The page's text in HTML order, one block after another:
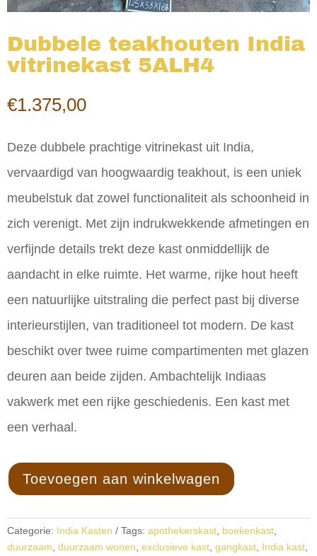
Dubbele teakhouten India
vitrinekast 5ALH4
€1.375,00
Deze dubbele prachtige vitrinekast uit India,
vervaardigd van hoogwaardig teakhout, is een uniek
meubelstuk dat zowel functionaliteit als schoonheid in
zich verenigt. Met zijn indrukwekkende afmetingen en
verfijnde details trekt deze kast onmiddellijk de
aandacht in elke ruimte. Het warme, rijke hout heeft
een natuurlijke uitstraling die perfect past bij diverse
interieurstijlen, van traditioneel tot modern. De kast
beschikt over twee ruime compartimenten met glazen
deuren aan beide zijden. Ambachtelijk Indiaas
vakwerk met een rijke geschiedenis. Een kast met
een verhaal.
Toevoegen aan winkelwagen
Categorie: India Kasten Tags: apothekerskast boekenkast
duurzaam duurzaam wonen exclusieve kast gangkast India kast